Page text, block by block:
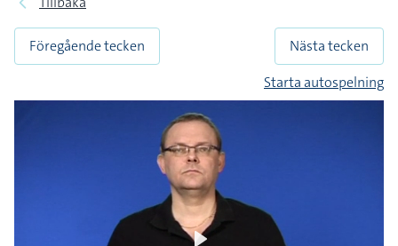
Föregående tecken
Nästa tecken
Starta autospelning